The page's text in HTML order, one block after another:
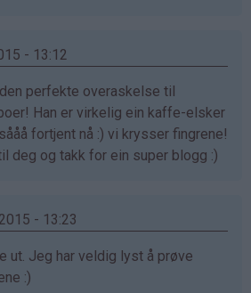
- 13:12
perfekte overaskelse til
Han er virkelig ein kaffe-elsker
fortjent nå :) vi krysser fingrene!
deg og takk for ein super blogg :)
- 13:23
ut. Jeg har veldig lyst å prøve
:)